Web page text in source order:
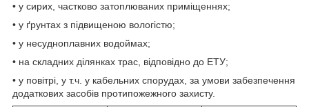
• у сирих, частково затоплюваних приміщеннях;
• у ґрунтах з підвищеною вологістю;
• у несудноплавних водоймах;
• на складних ділянках трас, відповідно до ЕТУ;
• у повітрі, у т.ч. у кабельних спорудах, за умови забезпечення
додаткових засобів протипожежного захисту.